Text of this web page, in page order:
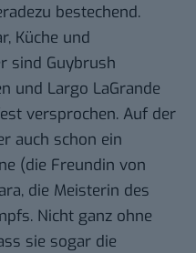
bestechend.
Küche und
sind Guybrush
und Largo LaGrande
versprochen. Auf der
auch schon ein
(die Freundin von
die Meisterin des
Nicht ganz ohne
sie sogar die